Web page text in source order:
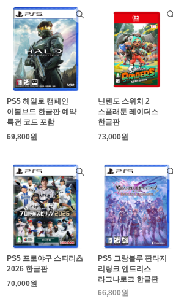
PS5 헤일로 캠페인
이볼브드 한글판 예약
특전 코드 포함
69,800원
닌텐도 스위치 2
스플래툰 레이더스
한글판
73,000원
PS5 프로야구 스피리츠
2026 한글판
70,000원
PS5 그랑블루 판타지
리링크 엔드리스
라그나로크 한글판
66,800원